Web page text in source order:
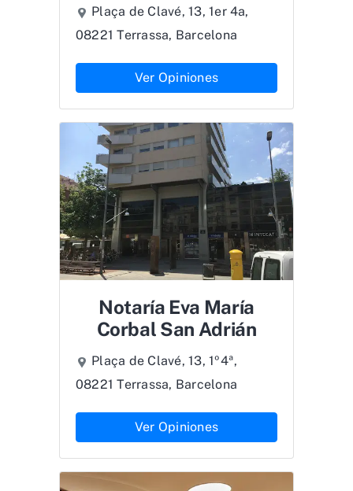
Plaça de Clavé, 13, 1er 4a,
08221 Terrassa, Barcelona
Ver Opiniones
Notaría Eva María
Corbal San Adrián
Plaça de Clavé, 13, 1º4ª,
08221 Terrassa, Barcelona
Ver Opiniones